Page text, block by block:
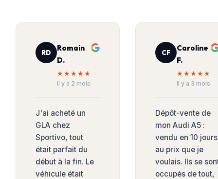
RD
Romain
D.
★★★★★
il y a 2 mois
J'ai acheté un
GLA chez
Sportivo, tout
était parfait du
début à la fin. Le
véhicule était
CF
Caroline
F.
★★★★★
il y a 3 mois
Dépôt-vente de
mon Audi A5 :
vendu en 10 jours
au prix que je
voulais. Ils se
occupés de tout,